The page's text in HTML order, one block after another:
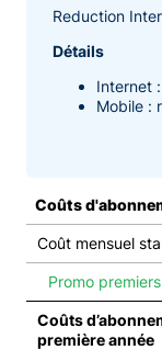
Reduction
Détails
Internet
Mobile :
Coûts
Coût mensuel
Promo
Coûts
première année